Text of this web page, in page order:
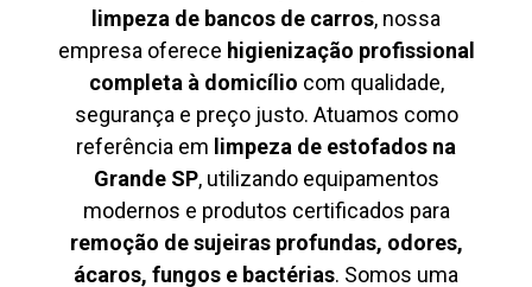
limpeza de bancos de carros, nossa
empresa oferece higienização profissional
completa à domicílio com qualidade,
segurança e preço justo. Atuamos como
referência em limpeza de estofados na
Grande SP, utilizando equipamentos
modernos e produtos certificados para
remoção de sujeiras profundas, odores,
ácaros, fungos e bactérias. Somos uma